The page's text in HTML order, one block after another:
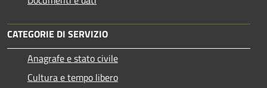
CATEGORIE DI SERVIZIO
Anagrafe e stato civile
Cultura e tempo libero